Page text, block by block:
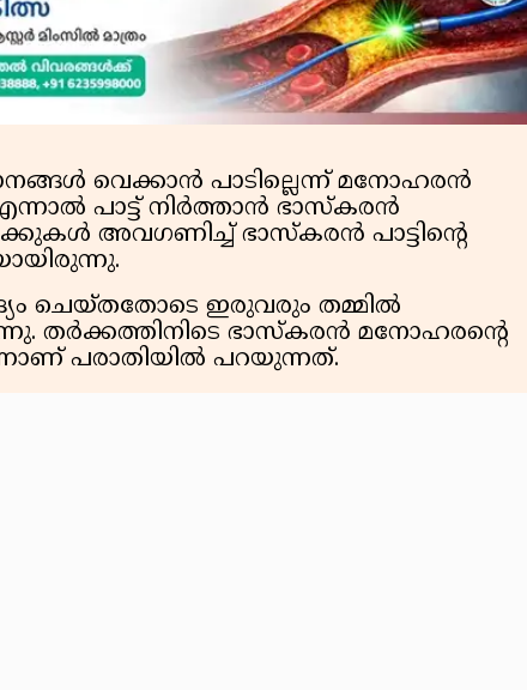
വെക്കാൻ പാടില്ലെന്ന് മനോഹരൻ
പാട്ട് നിർത്താൻ ഭാസ്കരൻ
അവഗണിച്ച് ഭാസ്കരൻ പാട്ടിന്റെ
ചെയ്തതോടെ ഇരുവരും തമ്മിൽ
തർക്കത്തിനിടെ ഭാസ്കരൻ മനോഹരന്റെ
പരാതിയിൽ പറയുന്നത്.